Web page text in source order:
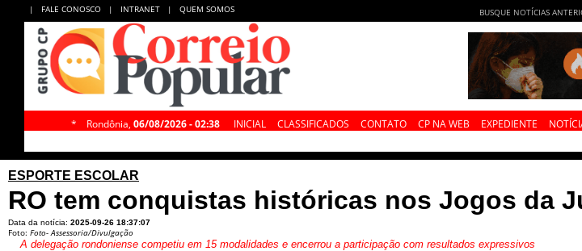
| FALE CONOSCO | INTRANET | QUEM SOMOS BUSQUE NOTÍCIAS
* Rondônia, 06/08/2026 - 02:38 INICIAL CLASSIFICADOS CONTATO CP NA WEB EXPEDIENTE
ESPORTE ESCOLAR
RO tem conquistas históricas nos Jogos da
Data da notícia: 2025-09-26 18:37:07
Foto: Foto- Assessoria/Divulgação
A delegação rondoniense competiu em 15 modalidades e encerrou a participação com resultados expressivos